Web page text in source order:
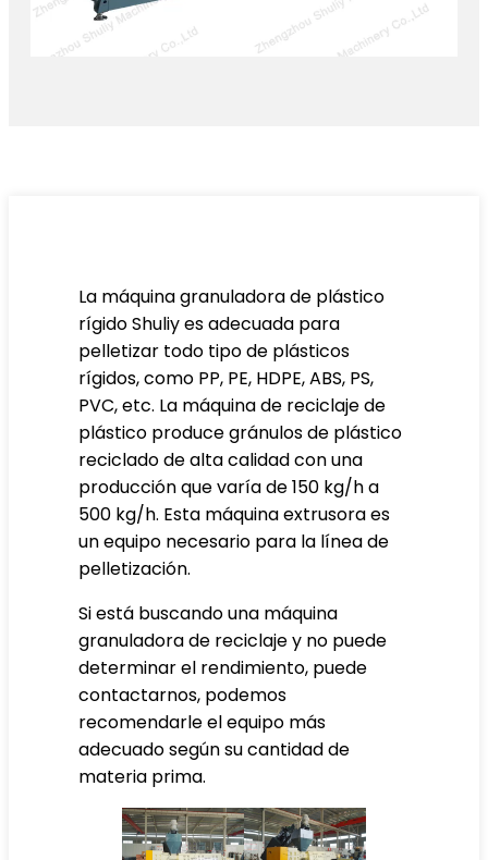
La máquina granuladora de plástico
rígido Shuliy es adecuada para
pelletizar todo tipo de plásticos
rígidos, como PP, PE, HDPE, ABS, PS,
PVC, etc. La máquina de reciclaje de
plástico produce gránulos de plástico
reciclado de alta calidad con una
producción que varía de 150 kg/h a
500 kg/h. Esta máquina extrusora es
un equipo necesario para la línea de
pelletización.
Si está buscando una máquina
granuladora de reciclaje y no puede
determinar el rendimiento, puede
contactarnos, podemos
recomendarle el equipo más
adecuado según su cantidad de
materia prima.